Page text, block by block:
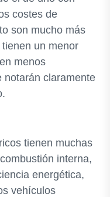
costes de
son mucho más
un menor
menos
notarán claramente
tienen muchas
interna,
energética,
vehículos